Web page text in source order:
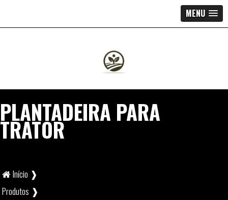
MENU
PLANTADEIRA PARA
TRATOR
Início ❱
Produtos ❱